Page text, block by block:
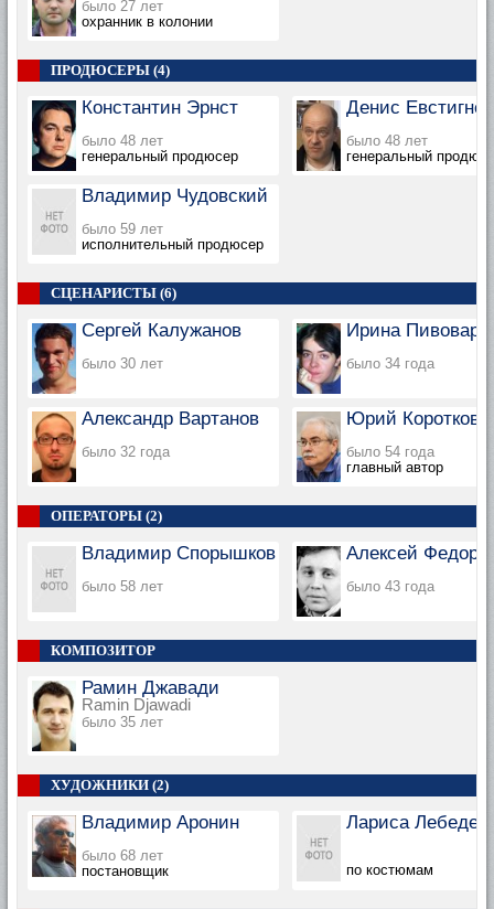
было 27 лет
охранник в колонии
ПРОДЮСЕРЫ (4)
Константин Эрнст
было 48 лет
генеральный продюсер
Денис
было 48 лет
генеральный
Владимир Чудовский
было 59 лет
исполнительный продюсер
СЦЕНАРИСТЫ (6)
Сергей Калужанов
было 30 лет
Ирина
было 34 года
Александр Вартанов
было 32 года
Юрий Коротков
было 54 года
главный автор
ОПЕРАТОРЫ (2)
Владимир Спорышков
было 58 лет
Алексей
было 43 года
КОМПОЗИТОР
Рамин Джавади
Ramin Djawadi
было 35 лет
ХУДОЖНИКИ (2)
Владимир Аронин
было 68 лет
постановщик
Лариса
по костюмам